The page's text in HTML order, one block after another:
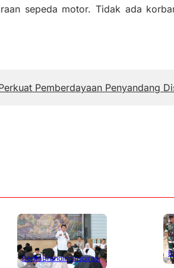
sepeda motor. Tidak ada
Pemberdayaan Penyandang
BeritaBrandingInspirasi